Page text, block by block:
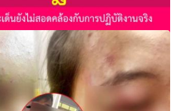
จัดจุดอ่อนเกณฑ์วิทยฐานะใหม่